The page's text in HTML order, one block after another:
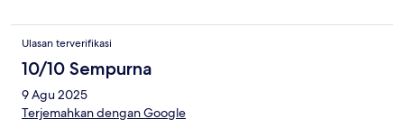
Ulasan terverifikasi
10/10 Sempurna
9 Agu 2025
Terjemahkan dengan Google